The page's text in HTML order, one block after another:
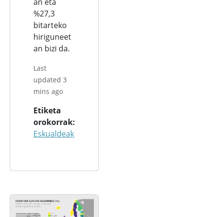
%27,3
bitarteko
hiriguneet
an bizi da.
Last
updated 3
mins ago
Etiketa
orokorrak
Eskualdeak